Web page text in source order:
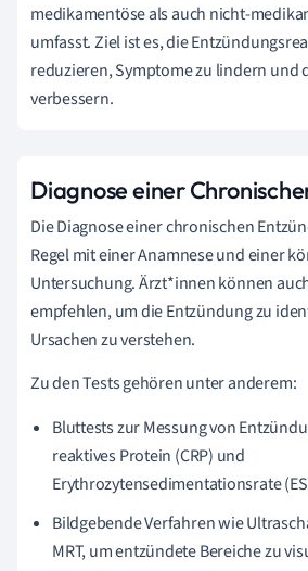
medikamentöse als auch nicht-
umfasst. Ziel ist es, die
reduzieren, Symptome zu lindern und
verbessern.
Diagnose einer
Die Diagnose einer chronischen
Regel mit einer Anamnese und einer
Untersuchung. Ärzt*innen können
empfehlen, um die Entzündung zu
Ursachen zu verstehen.
Zu den Tests gehören unter anderem:
Bluttests zur Messung von
reaktives Protein (CRP) und
Erythrozytensedimentationsrate
Bildgebende Verfahren wie
MRT, um entzündete Bereiche zu